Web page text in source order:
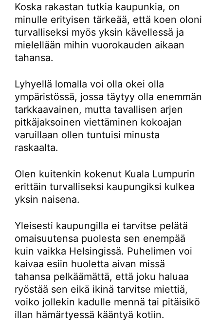
Koska rakastan tutkia kaupunkia, on
minulle erityisen tärkeää, että koen oloni
turvalliseksi myös yksin kävellessä ja
mielellään mihin vuorokauden aikaan
tahansa.
Lyhyellä lomalla voi olla okei olla
ympäristössä, jossa täytyy olla enemmän
tarkkaavainen, mutta tavallisen arjen
pitkäjaksoinen viettäminen kokoajan
varuillaan ollen tuntuisi minusta
raskaalta.
Olen kuitenkin kokenut Kuala Lumpurin
erittäin turvalliseksi kaupungiksi kulkea
yksin naisena.
Yleisesti kaupungilla ei tarvitse pelätä
omaisuutensa puolesta sen enempää
kuin vaikka Helsingissä. Puhelimen voi
kaivaa esiin huoletta aivan missä
tahansa pelkäämättä, että joku haluaa
ryöstää sen eikä ikinä tarvitse miettiä,
voiko jollekin kadulle mennä tai pitäisikö
illan hämärtyessä kääntyä kotiin.